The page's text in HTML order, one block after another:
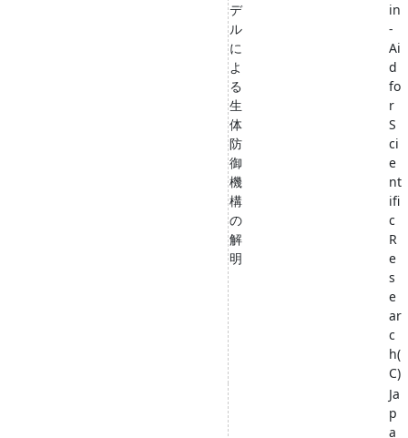
デ
ル
に
よ
る
生
体
防
御
機
構
の
解
明
in
-
Ai
d
fo
r
S
ci
e
nt
ifi
c
R
e
s
e
ar
c
h(
C)
Ja
p
a